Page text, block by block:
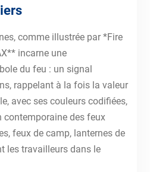
comme illustrée par *Fire
incarne une
du feu : un signal
rappelant à la fois la valeur
avec ses couleurs codifiées,
contemporaine des feux
feux de camp, lanternes de
les travailleurs dans le